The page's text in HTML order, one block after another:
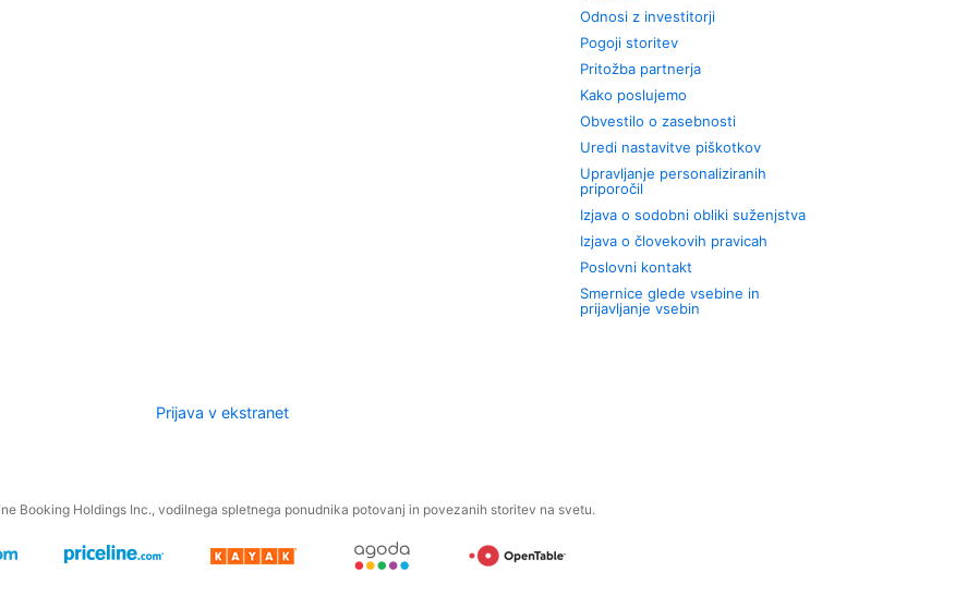
Odnosi z investitorji
Pogoji storitev
Pritožba partnerja
Kako poslujemo
Obvestilo o zasebnosti
Uredi nastavitve piškotkov
Upravljanje personaliziranih
priporočil
Izjava o sodobni obliki suženjstva
Izjava o človekovih pravicah
Poslovni kontakt
Smernice glede vsebine in
prijavljanje vsebin
Prijava v ekstranet
Booking Holdings Inc., vodilnega spletnega ponudnika potovanj in povezanih storitev na svetu.